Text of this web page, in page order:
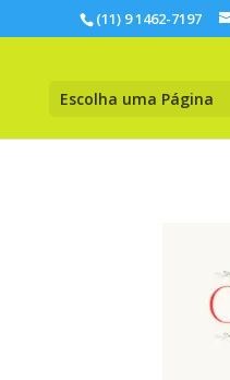
(11) 9 1462-7197
Escolha uma Página